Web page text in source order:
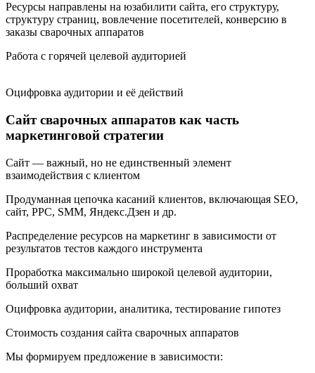
Ресурсы направлены на юзабилити сайта, его структуру,
структуру страниц, вовлечение посетителей, конверсию в
заказы сварочных аппаратов
Работа с горячей целевой аудиторией
Оцифровка аудитории и её действий
Сайт сварочных аппаратов как часть
маркетинговой стратегии
Сайт — важный, но не единственный элемент
взаимодействия с клиентом
Продуманная цепочка касаний клиентов, включающая SEO,
сайт, PPC, SMM, Яндекс.Дзен и др.
Распределение ресурсов на маркетинг в зависимости от
результатов тестов каждого инструмента
Проработка максимально широкой целевой аудитории,
больший охват
Оцифровка аудитории, аналитика, тестирование гипотез
Стоимость создания сайта сварочных аппаратов
Мы формируем предложение в зависимости: